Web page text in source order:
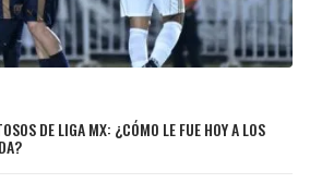
DE LIGA MX: ¿CÓMO LE FUE HOY A LOS